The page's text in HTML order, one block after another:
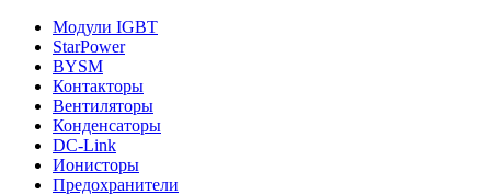
Модули IGBT
StarPower
BYSM
Контакторы
Вентиляторы
Конденсаторы
DC-Link
Ионисторы
Предохранители